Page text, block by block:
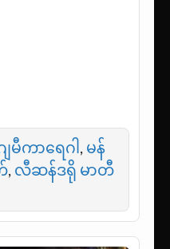
ေမီကာရေဂါ , မန်
, လီဆန်ဒရို မာတီ